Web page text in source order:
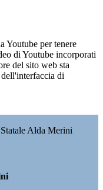
Youtube per tenere
di Youtube incorporati
del sito web sta
di
Alda Merini